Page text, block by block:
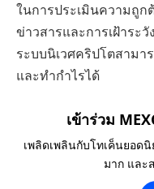
ในการประเมินความถูก
ข่าวสารและการเฝ้าระ
ระบบนิเวศคริปโตสามา
และทำกำไรได้
เข้าร่วม
เพลิดเพลินกับโทเค็นยอด
มาก และ